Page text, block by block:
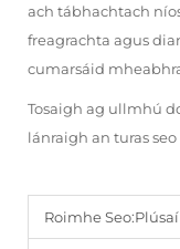
ach tábhachtach
freagrachta agus
cumarsáid
Tosaigh ag ullmhú
lánraigh an turas
Roimhe Seo:Plúsaí